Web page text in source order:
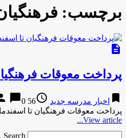
برچسب:
description
پرداخت معوقات
bookmark اخبار مدرسه جدید access_time
56 years ago
chat_bubble0
پرداخت معوقات فرهنگیان تا
View article...
Search …